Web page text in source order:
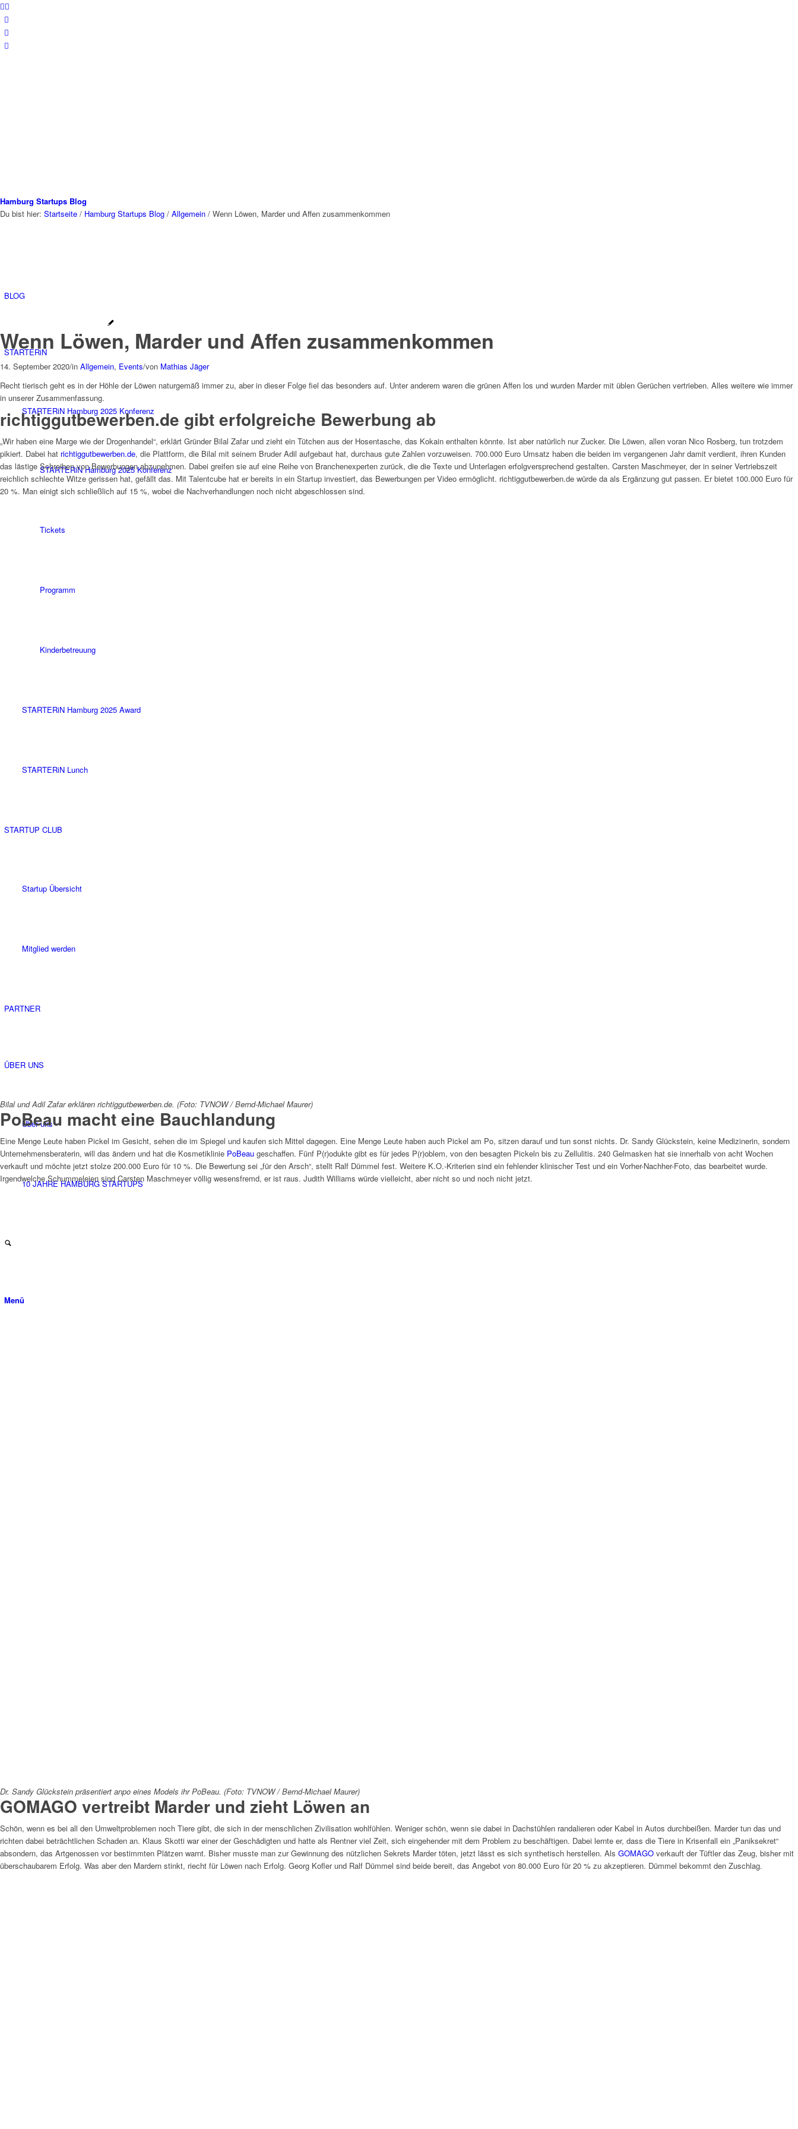
BLOG
STARTERiN
STARTERiN Hamburg 2025 Konferenz
STARTERiN Hamburg 2025 Konferenz
Tickets
Programm
Kinderbetreuung
STARTERiN Hamburg 2025 Award
STARTERiN Lunch
STARTUP CLUB
Startup Übersicht
Mitglied werden
PARTNER
ÜBER UNS
Über uns
10 JAHRE HAMBURG STARTUPS
Menü
Hamburg Startups Blog
Du bist hier: Startseite / Hamburg Startups Blog / Allgemein / Wenn Löwen, Marder und Affen zusammenkommen
Wenn Löwen, Marder und Affen zusammenkommen
14. September 2020/in Allgemein, Events/von Mathias Jäger
Recht tierisch geht es in der Höhle der Löwen naturgemäß immer zu, aber in dieser Folge fiel das besonders auf. Unter anderem waren die grünen Affen los und wurden Marder mit üblen Gerüchen vertrieben. Alles weitere wie immer
in unserer Zusammenfassung.
richtiggutbewerben.de gibt erfolgreiche Bewerbung ab
„Wir haben eine Marge wie der Drogenhandel“, erklärt Gründer Bilal Zafar und zieht ein Tütchen aus der Hosentasche, das Kokain enthalten könnte. Ist aber natürlich nur Zucker. Die Löwen, allen voran Nico Rosberg, tun trotzdem
pikiert. Dabei hat richtiggutbewerben.de, die Plattform, die Bilal mit seinem Bruder Adil aufgebaut hat, durchaus gute Zahlen vorzuweisen. 700.000 Euro Umsatz haben die beiden im vergangenen Jahr damit verdient, ihren Kunden
das lästige Schreiben von Bewerbungen abzunehmen. Dabei greifen sie auf eine Reihe von Branchenexperten zurück, die die Texte und Unterlagen erfolgversprechend gestalten. Carsten Maschmeyer, der in seiner Vertriebszeit
reichlich schlechte Witze gerissen hat, gefällt das. Mit Talentcube hat er bereits in ein Startup investiert, das Bewerbungen per Video ermöglicht. richtiggutbewerben.de würde da als Ergänzung gut passen. Er bietet 100.000 Euro für
20 %. Man einigt sich schließlich auf 15 %, wobei die Nachverhandlungen noch nicht abgeschlossen sind.
Bilal und Adil Zafar erklären richtiggutbewerben.de. (Foto: TVNOW / Bernd-Michael Maurer)
PoBeau macht eine Bauchlandung
Eine Menge Leute haben Pickel im Gesicht, sehen die im Spiegel und kaufen sich Mittel dagegen. Eine Menge Leute haben auch Pickel am Po, sitzen darauf und tun sonst nichts. Dr. Sandy Glückstein, keine Medizinerin, sondern
Unternehmensberaterin, will das ändern und hat die Kosmetiklinie PoBeau geschaffen. Fünf P(r)odukte gibt es für jedes P(r)oblem, von den besagten Pickeln bis zu Zellulitis. 240 Gelmasken hat sie innerhalb von acht Wochen
verkauft und möchte jetzt stolze 200.000 Euro für 10 %. Die Bewertung sei „für den Arsch“, stellt Ralf Dümmel fest. Weitere K.O.-Kriterien sind ein fehlender klinischer Test und ein Vorher-Nachher-Foto, das bearbeitet wurde.
Irgendwelche Schummeleien sind Carsten Maschmeyer völlig wesensfremd, er ist raus. Judith Williams würde vielleicht, aber nicht so und noch nicht jetzt.
Dr. Sandy Glückstein präsentiert anpo eines Models ihr PoBeau. (Foto: TVNOW / Bernd-Michael Maurer)
GOMAGO vertreibt Marder und zieht Löwen an
Schön, wenn es bei all den Umweltproblemen noch Tiere gibt, die sich in der menschlichen Zivilisation wohlfühlen. Weniger schön, wenn sie dabei in Dachstühlen randalieren oder Kabel in Autos durchbeißen. Marder tun das und
richten dabei beträchtlichen Schaden an. Klaus Skotti war einer der Geschädigten und hatte als Rentner viel Zeit, sich eingehender mit dem Problem zu beschäftigen. Dabei lernte er, dass die Tiere in Krisenfall ein „Paniksekret“
absondern, das Artgenossen vor bestimmten Plätzen warnt. Bisher musste man zur Gewinnung des nützlichen Sekrets Marder töten, jetzt lässt es sich synthetisch herstellen. Als GOMAGO verkauft der Tüftler das Zeug, bisher mit
überschaubarem Erfolg. Was aber den Mardern stinkt, riecht für Löwen nach Erfolg. Georg Kofler und Ralf Dümmel sind beide bereit, das Angebot von 80.000 Euro für 20 % zu akzeptieren. Dümmel bekommt den Zuschlag.